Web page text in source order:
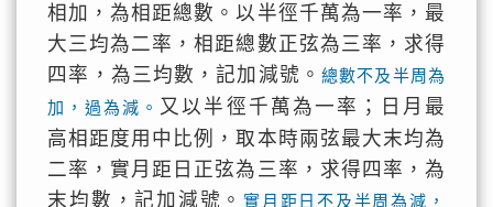
相加，為相距總數。以半徑千萬為一率，最
大三均為二率，相距總數正弦為三率，求得
四率，為三均數，記加減號。 總數不及半周為
加，過為減。 又以半徑千萬為一率；日月最
高相距度用中比例，取本時兩弦最大末均為
二率，實月距日正弦為三率，求得四率，為
末均數，記加減號。實月距日不及半周為減，